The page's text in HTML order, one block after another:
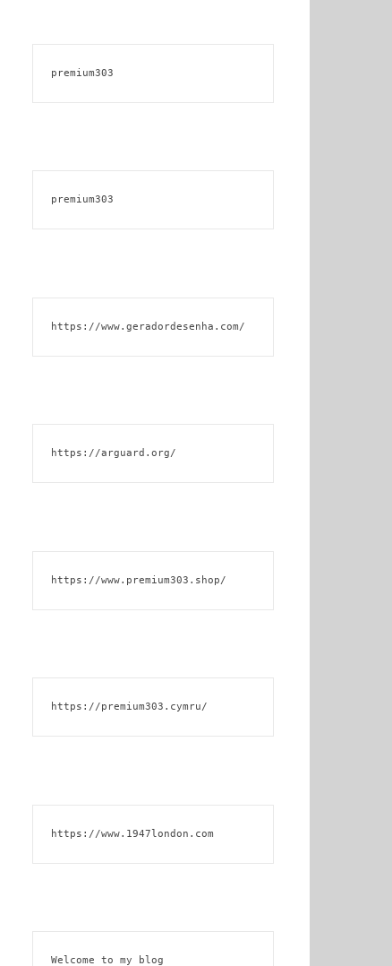
premium303
premium303
https://www.geradordesenha.com/
https://arguard.org/
https://www.premium303.shop/
https://premium303.cymru/
https://www.1947london.com